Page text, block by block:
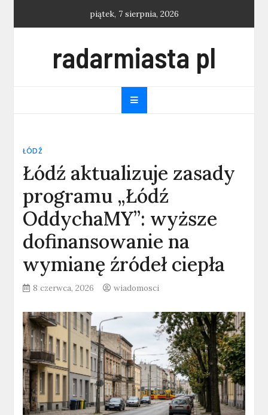
piątek, 7 sierpnia, 2026
radarmiasta pl
ŁÓDŹ
Łódź aktualizuje zasady
programu „Łódź
OddychaMY”: wyższe
dofinansowanie na
wymianę źródeł ciepła
8 czerwca, 2026 wiadomosci